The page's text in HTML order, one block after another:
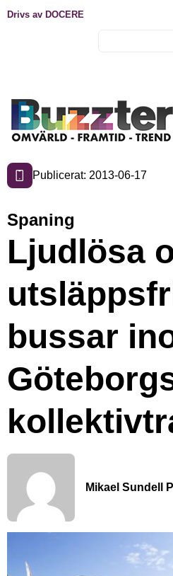
Drivs av DOCERE
Publicerat: 2013-06-17
Spaning
Ljudlösa
bussar
Mikael Sundell